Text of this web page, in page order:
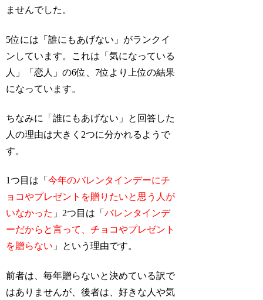
ませんでした。
5位には「誰にもあげない」がランクイ
ンしています。これは「気になっている
人」「恋人」の6位、7位より上位の結果
になっています。
ちなみに「誰にもあげない」と回答した
人の理由は大きく2つに分かれるようで
す。
1つ目は「今年のバレンタインデーにチ
ョコやプレゼントを贈りたいと思う人が
いなかった 」2つ目は「バレンタインデ
ーだからと言って、チョコやプレゼント
を贈らない 」という理由です。
前者は、毎年贈らないと決めている訳で
はありませんが、後者は、好きな人や気